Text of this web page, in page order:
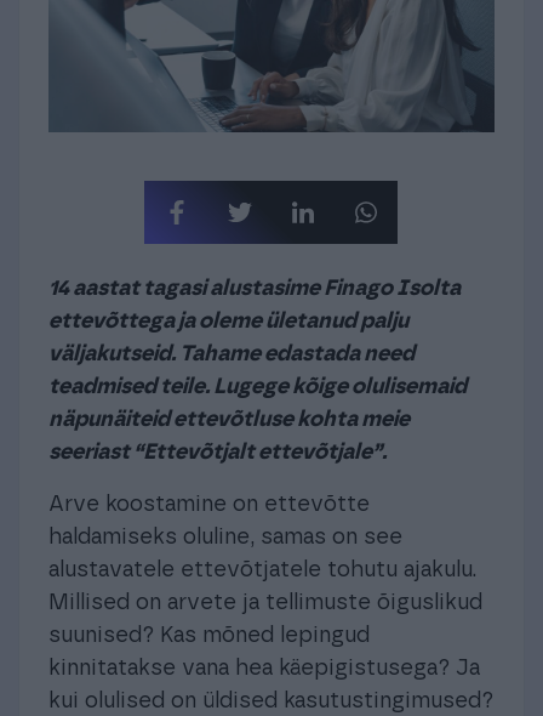
14 aastat tagasi alustasime Finago Isolta
ettevõttega ja oleme ületanud palju
väljakutseid. Tahame edastada need
teadmised teile. Lugege kõige olulisemaid
näpunäiteid ettevõtluse kohta meie
seeriast “Ettevõtjalt ettevõtjale”.
Arve koostamine on ettevõtte
haldamiseks oluline, samas on see
alustavatele ettevõtjatele tohutu ajakulu.
Millised on arvete ja tellimuste õiguslikud
suunised? Kas mõned lepingud
kinnitatakse vana hea käepigistusega? Ja
kui olulised on üldised kasutustingimused?